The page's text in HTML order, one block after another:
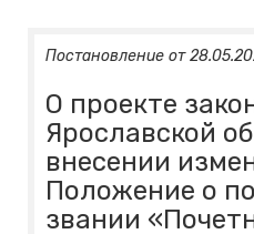
Постановление от
О проекте
Ярославской
внесении
Положение о
звании